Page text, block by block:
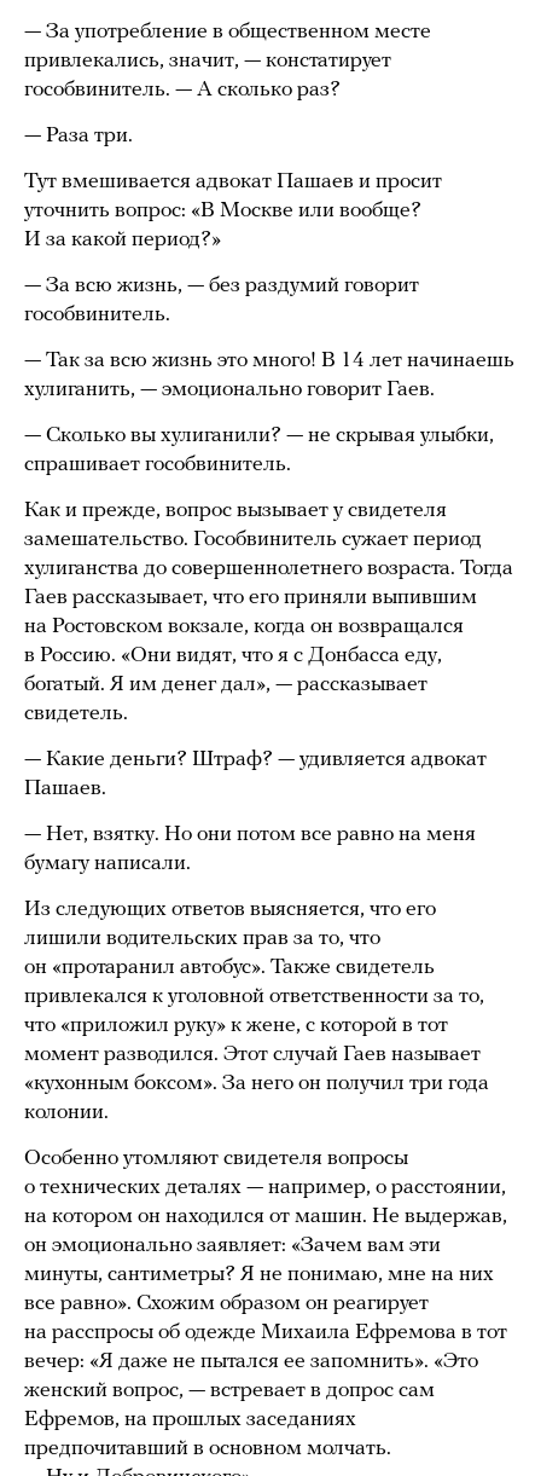
— За употребление в общественном месте
привлекались, значит, — констатирует
гособвинитель. — А сколько раз?
— Раза три.
Тут вмешивается адвокат Пашаев и просит
уточнить вопрос: «В Москве или вообще?
И за какой период?»
— За всю жизнь, — без раздумий говорит
гособвинитель.
— Так за всю жизнь это много! В 14 лет начинаешь
хулиганить, — эмоционально говорит Гаев.
— Сколько вы хулиганили? — не скрывая улыбки,
спрашивает гособвинитель.
Как и прежде, вопрос вызывает у свидетеля
замешательство. Гособвинитель сужает период
хулиганства до совершеннолетнего возраста. Тогда
Гаев рассказывает, что его приняли выпившим
на Ростовском вокзале, когда он возвращался
в Россию. «Они видят, что я с Донбасса еду,
богатый. Я им денег дал», — рассказывает
свидетель.
— Какие деньги? Штраф? — удивляется адвокат
Пашаев.
— Нет, взятку. Но они потом все равно на меня
бумагу написали.
Из следующих ответов выясняется, что его
лишили водительских прав за то, что
он «протаранил автобус». Также свидетель
привлекался к уголовной ответственности за то,
что «приложил руку» к жене, с которой в тот
момент разводился. Этот случай Гаев называет
«кухонным боксом». За него он получил три года
колонии.
Особенно утомляют свидетеля вопросы
о технических деталях — например, о расстоянии,
на котором он находился от машин. Не выдержав,
он эмоционально заявляет: «Зачем вам эти
минуты, сантиметры? Я не понимаю, мне на них
все равно». Схожим образом он реагирует
на расспросы об одежде Михаила Ефремова в тот
вечер: «Я даже не пытался ее запомнить». «Это
женский вопрос, — встревает в допрос сам
Ефремов, на прошлых заседаниях
предпочитавший в основном молчать.